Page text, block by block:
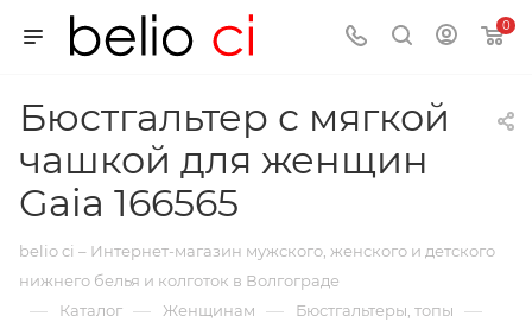
0
Бюстгальтер с мягкой
чашкой для женщин
Gaia 166565
belio ci – Интернет-магазин мужского, женского и детского
нижнего белья и колготок в Волгограде
— Каталог — Женщинам — Бюстгальтеры, топы —